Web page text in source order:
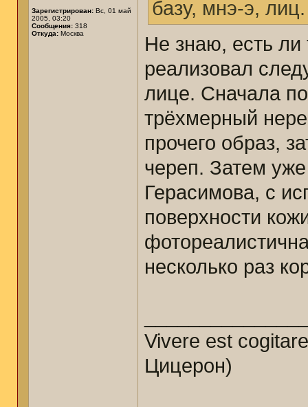
Зарегистрирован: Вс, 01 май
2005, 03:20
Сообщения: 318
Откуда: Москва
базу, мнэ-э, лиц.
Не знаю, есть
реализовал
лице. Сначала
трёхмерный
прочего образ,
череп. Затем
Герасимова, с
поверхности
несколько раз
Vivere est
Цицерон)